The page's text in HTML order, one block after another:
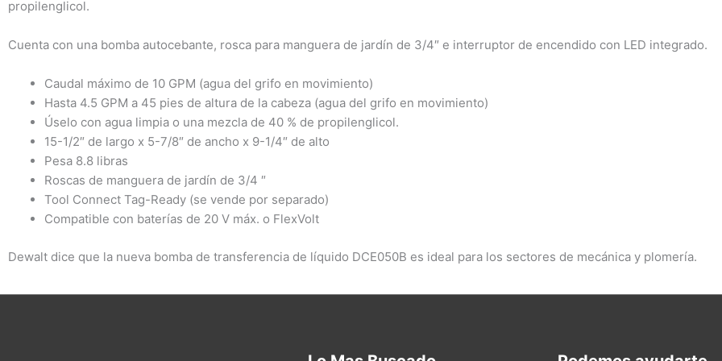
propilenglicol.
Cuenta con una bomba autocebante, rosca para manguera de jardín de 3/4″ e interruptor de encendido con LED integrado.
Caudal máximo de 10 GPM (agua del grifo en movimiento)
Hasta 4.5 GPM a 45 pies de altura de la cabeza (agua del grifo en movimiento)
Úselo con agua limpia o una mezcla de 40 % de propilenglicol.
15-1/2″ de largo x 5-7/8″ de ancho x 9-1/4″ de alto
Pesa 8.8 libras
Roscas de manguera de jardín de 3/4 ″
Tool Connect Tag-Ready (se vende por separado)
Compatible con baterías de 20 V máx. o FlexVolt
Dewalt dice que la nueva bomba de transferencia de líquido DCE050B es ideal para los sectores de mecánica y plomería.